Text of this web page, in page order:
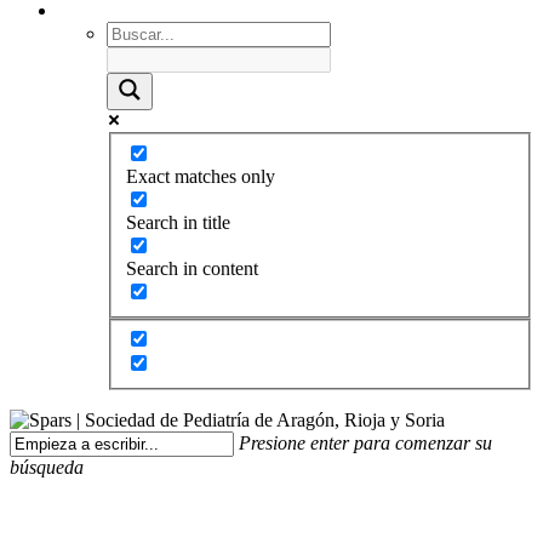
Exact matches only
Search in title
Search in content
Presione enter para comenzar su
búsqueda